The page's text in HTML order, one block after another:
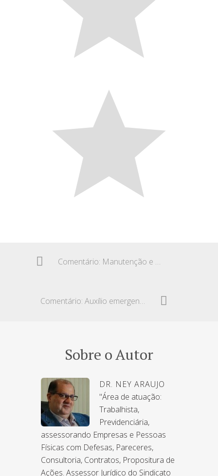
Comentário: Manutenção e perda da qualidade de segurado
Comentário: Auxílio emergencial e a possibilidade de perda da 3ª parcela
Sobre o Autor
DR. NEY ARAUJO
"Área de atuação:
Trabalhista,
Previdenciária,
assessorando Empresas e Pessoas
Físicas com Defesas, Pareceres,
Consultoria, Contratos, Propositura de
Ações. Assessor Jurídico do Sindicato